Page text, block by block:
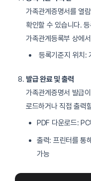
가족관계증명서를 열
확인할 수 있습니다.
가족관계등록부 상에
등록기준지 위치:
발급 완료 및 출력
가족관계증명서 발급
로드하거나 직접 출력
PDF 다운로드:
출력: 프린터를 통
가능